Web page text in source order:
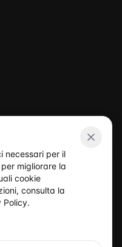
necessari per il
migliorare la
cookie
consulta la
Policy.